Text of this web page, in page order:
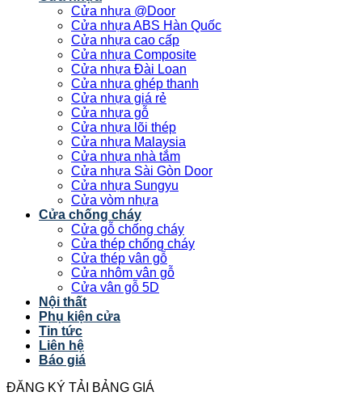
Cửa nhựa @Door
Cửa nhựa ABS Hàn Quốc
Cửa nhựa cao cấp
Cửa nhựa Composite
Cửa nhựa Đài Loan
Cửa nhựa ghép thanh
Cửa nhựa giá rẻ
Cửa nhựa gỗ
Cửa nhựa lõi thép
Cửa nhựa Malaysia
Cửa nhựa nhà tắm
Cửa nhựa Sài Gòn Door
Cửa nhựa Sungyu
Cửa vòm nhựa
Cửa chống cháy
Cửa gỗ chống cháy
Cửa thép chống cháy
Cửa thép vân gỗ
Cửa nhôm vân gỗ
Cửa vân gỗ 5D
Nội thất
Phụ kiện cửa
Tin tức
Liên hệ
Báo giá
ĐĂNG KÝ TẢI BẢNG GIÁ